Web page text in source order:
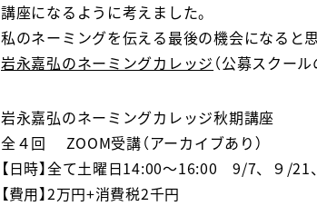
講座になるように考えました。
私のネーミングを伝える最後の機会になると
岩永嘉弘のネーミングカレッジ （公募スクー
岩永嘉弘のネーミングカレッジ秋期講座
全４回 ZOOM受講（アーカイブあり）
【日時】全て土曜日14:00〜16:00 9/7、９/
【費用】2万円+消費税2千円